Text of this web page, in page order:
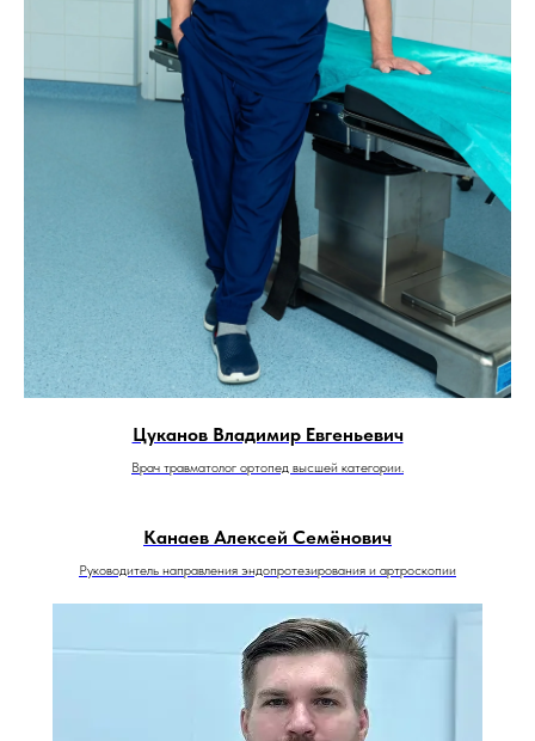
Цуканов Владимир Евгеньевич
Врач травматолог ортопед высшей категории.
Канаев Алексей Семёнович
Руководитель направления эндопротезирования и артроскопии